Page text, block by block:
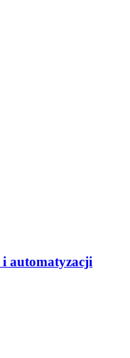
automatyzacji